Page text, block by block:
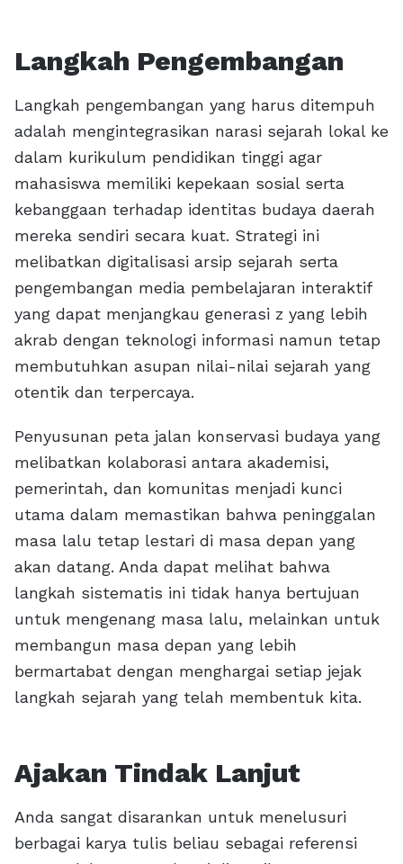
Langkah Pengembangan
Langkah pengembangan yang harus ditempuh
adalah mengintegrasikan narasi sejarah lokal ke
dalam kurikulum pendidikan tinggi agar
mahasiswa memiliki kepekaan sosial serta
kebanggaan terhadap identitas budaya daerah
mereka sendiri secara kuat. Strategi ini
melibatkan digitalisasi arsip sejarah serta
pengembangan media pembelajaran interaktif
yang dapat menjangkau generasi z yang lebih
akrab dengan teknologi informasi namun tetap
membutuhkan asupan nilai-nilai sejarah yang
otentik dan terpercaya.
Penyusunan peta jalan konservasi budaya yang
melibatkan kolaborasi antara akademisi,
pemerintah, dan komunitas menjadi kunci
utama dalam memastikan bahwa peninggalan
masa lalu tetap lestari di masa depan yang
akan datang. Anda dapat melihat bahwa
langkah sistematis ini tidak hanya bertujuan
untuk mengenang masa lalu, melainkan untuk
membangun masa depan yang lebih
bermartabat dengan menghargai setiap jejak
langkah sejarah yang telah membentuk kita.
Ajakan Tindak Lanjut
Anda sangat disarankan untuk menelusuri
berbagai karya tulis beliau sebagai referensi